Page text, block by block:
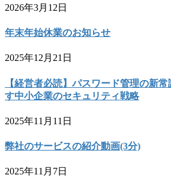
2026年3月12日
年末年始休業のお知らせ
2025年12月21日
【経営者必読】パスワード管理の新
す中小企業のセキュリティ戦略
2025年11月11日
弊社のサービスの紹介動画(3分)
2025年11月7日